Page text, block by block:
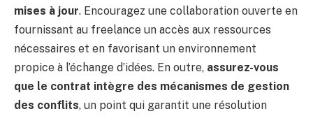
mises à jour. Encouragez une collaboration ouverte en
fournissant au freelance un accès aux ressources
nécessaires et en favorisant un environnement
propice à l’échange d’idées. En outre, assurez-vous
que le contrat intègre des mécanismes de gestion
des conflits, un point qui garantit une résolution